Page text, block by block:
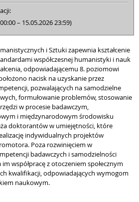
– 15.05.2026 23:59)
i Sztuki zapewnia kształcenie
współczesnej humanistyki i nauk
odpowiadającemu 8. poziomowi
nacisk na uzyskanie przez
pozwalających na samodzielne
formułowanie problemów, stosowanie
w procesie badawczym,
i międzynarodowym środowisku
doktorantów w umiejętności, które
indywidualnych projektów
Poza rozwinięciem w
badawczych i samodzielności
współpracę z otoczeniem społecznym
kwalifikacji, odpowiadających wymogom
naukowym.